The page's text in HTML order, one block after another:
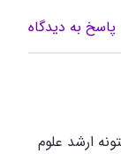
پاسخ به دیدگاه
ارشد علوم